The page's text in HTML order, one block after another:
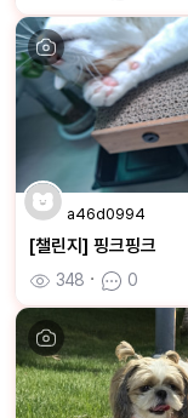
a46d0994
[챌린지] 핑크핑크
348 ㆍ 0